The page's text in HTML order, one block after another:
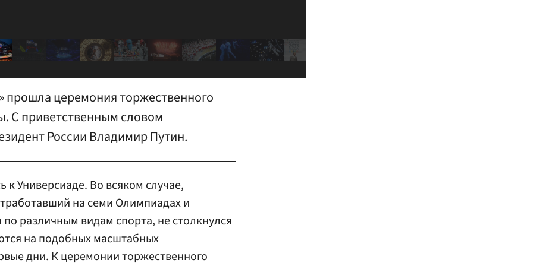
прошла церемония торжественного
С приветственным словом
России Владимир Путин.
к Универсиаде. Во всяком случае,
на семи Олимпиадах и
различным видам спорта, не столкнулся
на подобных масштабных
дни. К церемонии торжественного